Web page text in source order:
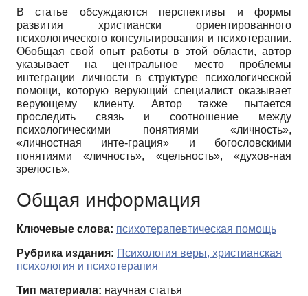
В статье обсуждаются перспективы и формы
развития христиански ориентированного
психологического консультирования и психотерапии.
Обобщая свой опыт работы в этой области, автор
указывает на центральное место проблемы
интеграции личности в структуре психологической
помощи, которую верующий специалист оказывает
верующему клиенту. Автор также пытается
проследить связь и соотношение между
психологическими понятиями «личность»,
«личностная инте-грация» и богословскими
понятиями «личность», «цельность», «духов-ная
зрелость».
Общая информация
Ключевые слова: психотерапевтическая помощь
Рубрика издания: Психология веры, христианская
психология и психотерапия
Тип материала: научная статья